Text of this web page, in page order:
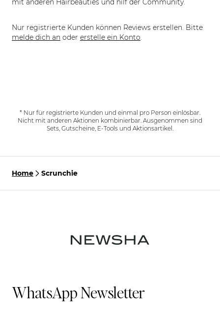
mit anderen Hairbeauties und hilf der Community.
Nur registrierte Kunden können Reviews erstellen. Bitte
melde dich an oder erstelle ein Konto.
* Nur für registrierte Kunden und einmal pro Person einlösbar.
Nicht mit anderen Aktionen kombinierbar. Ausgenommen sind
Sets, Gutscheine, E-Tools und Aktionsartikel.
Home Scrunchie
WhatsApp Newsletter